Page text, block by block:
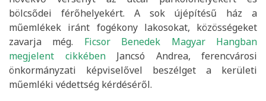
bölcsődei férőhelyekért. A sok újépítésű ház a
műemlékek iránt fogékony lakosokat, közösségeket
zavarja még. Ficsor Benedek Magyar Hangban
megjelent cikkébenJancsó Andrea, ferencvárosi
önkormányzati képviselővel beszélget a kerületi
műemléki védettség kérdéséről.